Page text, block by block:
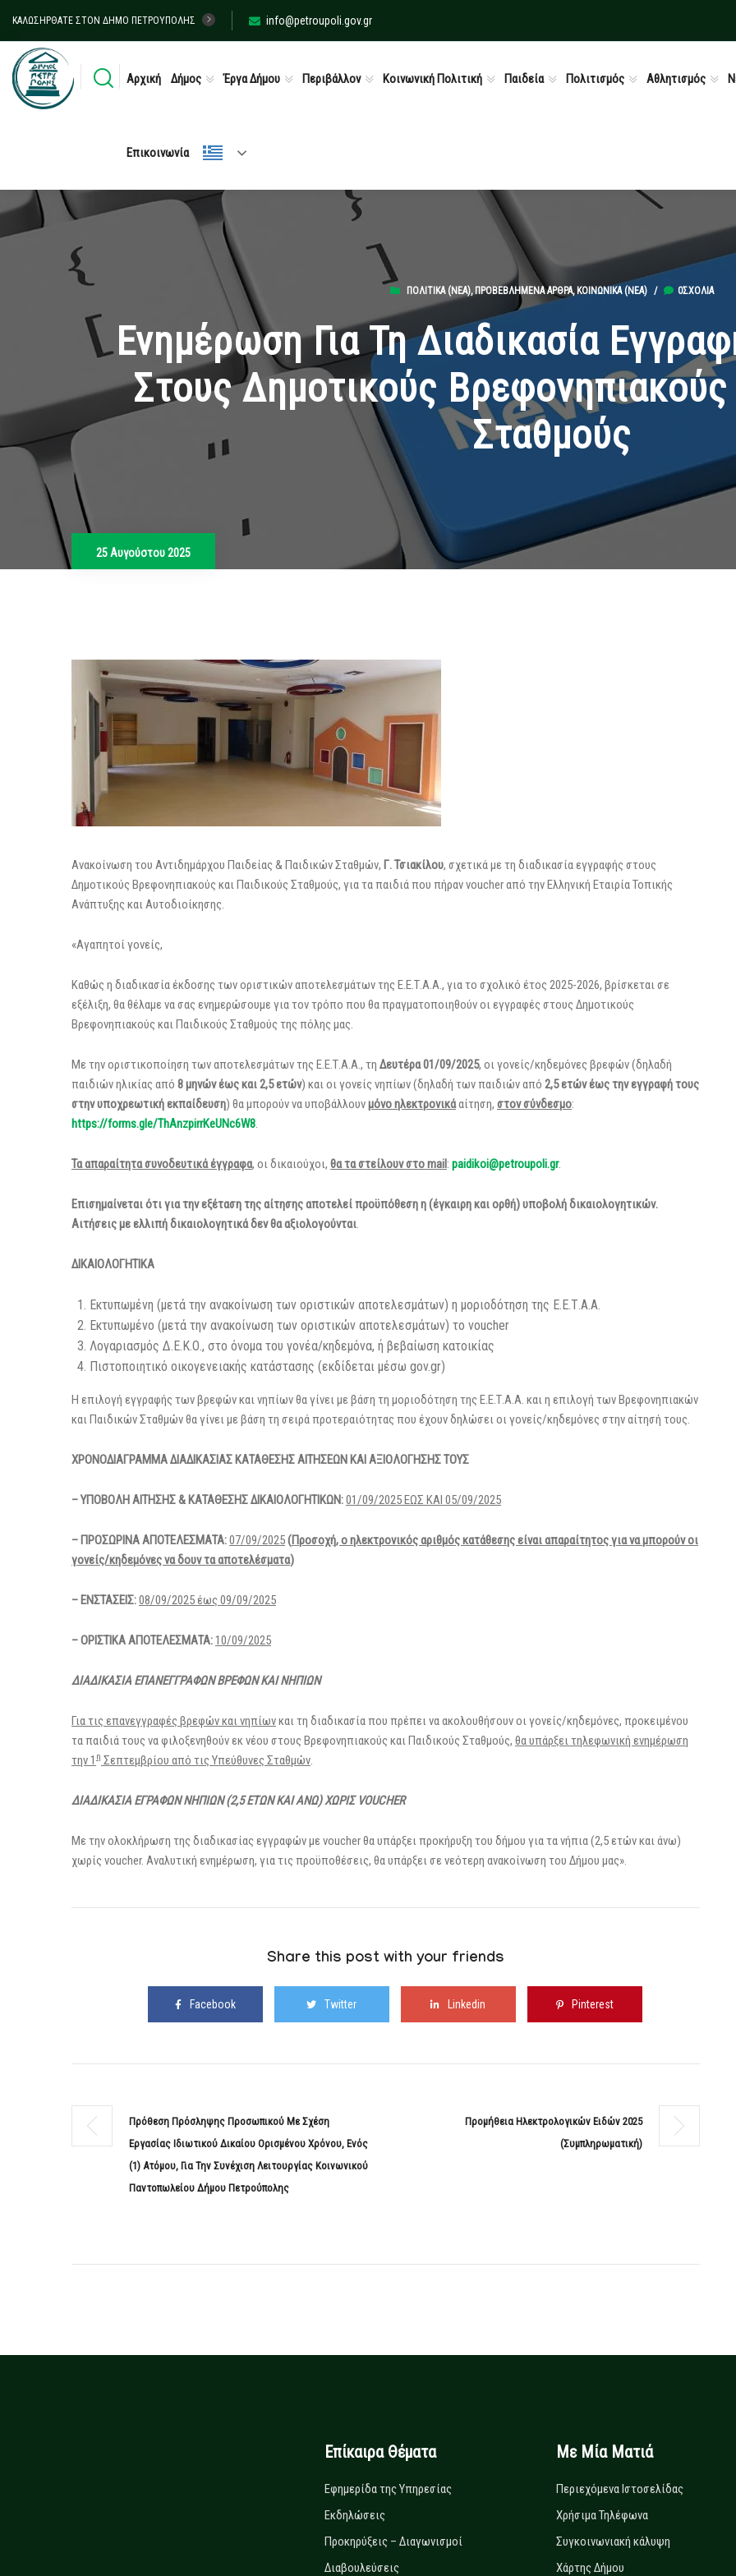
ΚΑΛΩΣΉΡΘΑΤΕ ΣΤΟΝ ΔΉΜΟ ΠΕΤΡΟΎΠΟΛΗΣ info@petroupoli.gov.gr
Αρχική Δήμος Έργα Δήμου Περιβάλλον Κοινωνική Πολιτική Παιδεία Πολιτισμός Αθλητισμός
Επικοινωνία
ΠΟΛΙΤΙΚΆ (ΝΕΑ), ΠΡΟΒΕΒΛΗΜΈΝΑ ΆΡΘΡΑ, ΚΟΙΝΩΝΙΚΆ (ΝΕΑ) / 0ΣΧΌΛΙΑ
Ενημέρωση Για Τη Διαδικασία
Στους Δημοτικούς Βρεφονηπιακούς
Σταθμούς
25 Αυγούστου 2025
Ανακοίνωση του Αντιδημάρχου Παιδείας & Παιδικών Σταθμών, Γ.Τσιακίλου, σχετικά με τη διαδικασία εγγραφής στους
Δημοτικούς Βρεφονηπιακούς και Παιδικούς Σταθμούς, για τα παιδιά που πήραν voucher από τηνΕλληνική Εταιρία Τοπικής
Ανάπτυξης και Αυτοδιοίκησης.
«Αγαπητοί γονείς,
Καθώς η διαδικασία έκδοσης των οριστικών αποτελεσμάτων της Ε.Ε.Τ.Α.Α., για το σχολικό έτος 2025-2026, βρίσκεται σε
εξέλιξη, θα θέλαμε να σας ενημερώσουμε για τον τρόπο που θα πραγματοποιηθούν οι εγγραφές στους Δημοτικούς
Βρεφονηπιακούς και Παιδικούς Σταθμούς της πόλης μας.
Με την οριστικοποίηση των αποτελεσμάτων της Ε.Ε.Τ.Α.Α., τη Δευτέρα01/09/2025, οι γονείς/κηδεμόνες βρεφών (δηλαδή
παιδιών ηλικίας από 8 μηνών έως και 2,5 ετών) και οι γονείς νηπίων (δηλαδή των παιδιών από 2,5 ετών έως την εγγραφή τους
στην υποχρεωτική εκπαίδευση) θα μπορούν να υποβάλλουνμόνο ηλεκτρονικάαίτηση, στον σύνδεσμο:
https://forms.gle/ThAnzpirrKeUNc6W8.
Τα απαραίτητα συνοδευτικά έγγραφα, οι δικαιούχοι, θα τα στείλουν στοmail: paidikoi@petroupoli.gr.
Επισημαίνεται ότι για την εξέταση της αίτησης αποτελεί προϋπόθεση η (έγκαιρη και ορθή) υποβολή δικαιολογητικών.
Αιτήσεις με ελλιπή δικαιολογητικά δεν θα αξιολογούνται.
ΔΙΚΑΙΟΛΟΓΗΤΙΚΑ
Εκτυπωμένη (μετά την ανακοίνωση των οριστικών αποτελεσμάτων) η μοριοδότηση της Ε.Ε.Τ.Α.Α.
Εκτυπωμένο (μετά την ανακοίνωση των οριστικών αποτελεσμάτων) το voucher
Λογαριασμός Δ.Ε.Κ.Ο., στο όνομα του γονέα/κηδεμόνα, ή βεβαίωση κατοικίας
Πιστοποιητικό οικογενειακής κατάστασης (εκδίδεται μέσω gov.gr)
Η επιλογή εγγραφής των βρεφών και νηπίων θα γίνει με βάση τη μοριοδότηση της Ε.Ε.Τ.Α.Α. και η επιλογή των Βρεφονηπιακών
και Παιδικών Σταθμών θα γίνει με βάση τη σειρά προτεραιότητας που έχουν δηλώσει οι γονείς/κηδεμόνες στην αίτησή τους.
ΧΡΟΝΟΔΙΑΓΡΑΜΜΑ ΔΙΑΔΙΚΑΣΙΑΣ ΚΑΤΑΘΕΣΗΣ ΑΙΤΗΣΕΩΝ ΚΑΙ ΑΞΙΟΛΟΓΗΣΗΣ ΤΟΥΣ
– ΥΠΟΒΟΛΗ ΑΙΤΗΣΗΣ & ΚΑΤΑΘΕΣΗΣ ΔΙΚΑΙΟΛΟΓΗΤΙΚΩΝ:01/09/2025 ΕΩΣ ΚΑΙ 05/09/2025
– ΠΡΟΣΩΡΙΝΑ ΑΠΟΤΕΛΕΣΜΑΤΑ:07/09/2025(Προσοχή, ο ηλεκτρονικός αριθμός κατάθεσης είναι απαραίτητος για να μπορούν οι
γονείς/κηδεμόνες να δουν τα αποτελέσματα)
– ΕΝΣΤΑΣΕΙΣ:08/09/2025έως 09/09/2025
– ΟΡΙΣΤΙΚΑ ΑΠΟΤΕΛΕΣΜΑΤΑ: 10/09/2025
ΔΙΑΔΙΚΑΣΙΑ ΕΠΑΝΕΓΓΡΑΦΩΝ ΒΡΕΦΩΝ ΚΑΙ ΝΗΠΙΩΝ
Για τις επανεγγραφές βρεφών και νηπίωνκαι τη διαδικασία που πρέπει να ακολουθήσουν οι γονείς/κηδεμόνες, προκειμένου
τα παιδιά τους να φιλοξενηθούν εκ νέου στους Βρεφονηπιακούς και Παιδικούς Σταθμούς, θα υπάρξει τηλεφωνική ενημέρωση
την 1 η Σεπτεμβρίου από τις Υπεύθυνες Σταθμών.
ΔΙΑΔΙΚΑΣΙΑ ΕΓΡΑΦΩΝ ΝΗΠΙΩΝ (2,5 ΕΤΩΝ ΚΑΙ ΑΝΩ) ΧΩΡΙΣ VOUCHER
Με την ολοκλήρωση της διαδικασίας εγγραφών με voucher θα υπάρξει προκήρυξη του δήμου για τα νήπια (2,5 ετών και άνω)
χωρίς voucher. Αναλυτική ενημέρωση, για τις προϋποθέσεις, θα υπάρξει σε νεότερη ανακοίνωση του Δήμου μας».
Share this post with your friends
Facebook Twitter Linkedin Pinterest
Πρόθεση Πρόσληψης Προσωπικού Με Σχέση
Εργασίας Ιδιωτικού Δικαίου Ορισμένου Χρόνου, Ενός
(1) Ατόμου, Για Την Συνέχιση Λειτουργίας Κοινωνικού
Παντοπωλείου Δήμου Πετρούπολης
Προμήθεια Ηλεκτρολογικών Ειδών 2025
(συμπληρωματική)
Επίκαιρα Θέματα
Εφημερίδα της Υπηρεσίας
Εκδηλώσεις
Προκηρύξεις – Διαγωνισμοί
Διαβουλεύσεις
Με Μία Ματιά
Περιεχόμενα Ιστοσελίδας
Χρήσιμα Τηλέφωνα
Συγκοινωνιακή κάλυψη
Χάρτης Δήμου